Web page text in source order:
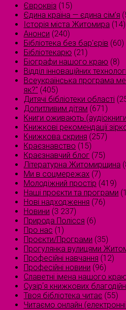
Євроквіз (15)
Єдина країна — єдина сім’я
Історія міста Житомира (14)
Анонси (240)
Бібліотека без бар'єрів (60)
Бібліотекарю (21)
Біографи нашого краю (8)
Відділ інноваційних
Всеукраїнська програма
як?" (405)
Дитячі бібліотеки області
Допитливим дітям (671)
Книги оживають
Книжкові рекомендації
Книжкова скриня (257)
Краєзнавство (15)
Краєзнавчий блог (75)
Літературна Житомирщина
Ми в соцмережах (7)
Молодіжний простір (419)
Наші проєкти та програми
Нові надходження (76)
Новини (3 237)
Природа Полісся (6)
Про нас (1)
Проєкти/Програми (35)
Прогулянка вулицями
Професійні навчання (12)
Професійні новини (96)
Славетні імена нашого
Сузірʼя книжкових
Твоя бібліотека читає (55)
Читаємо онлайн